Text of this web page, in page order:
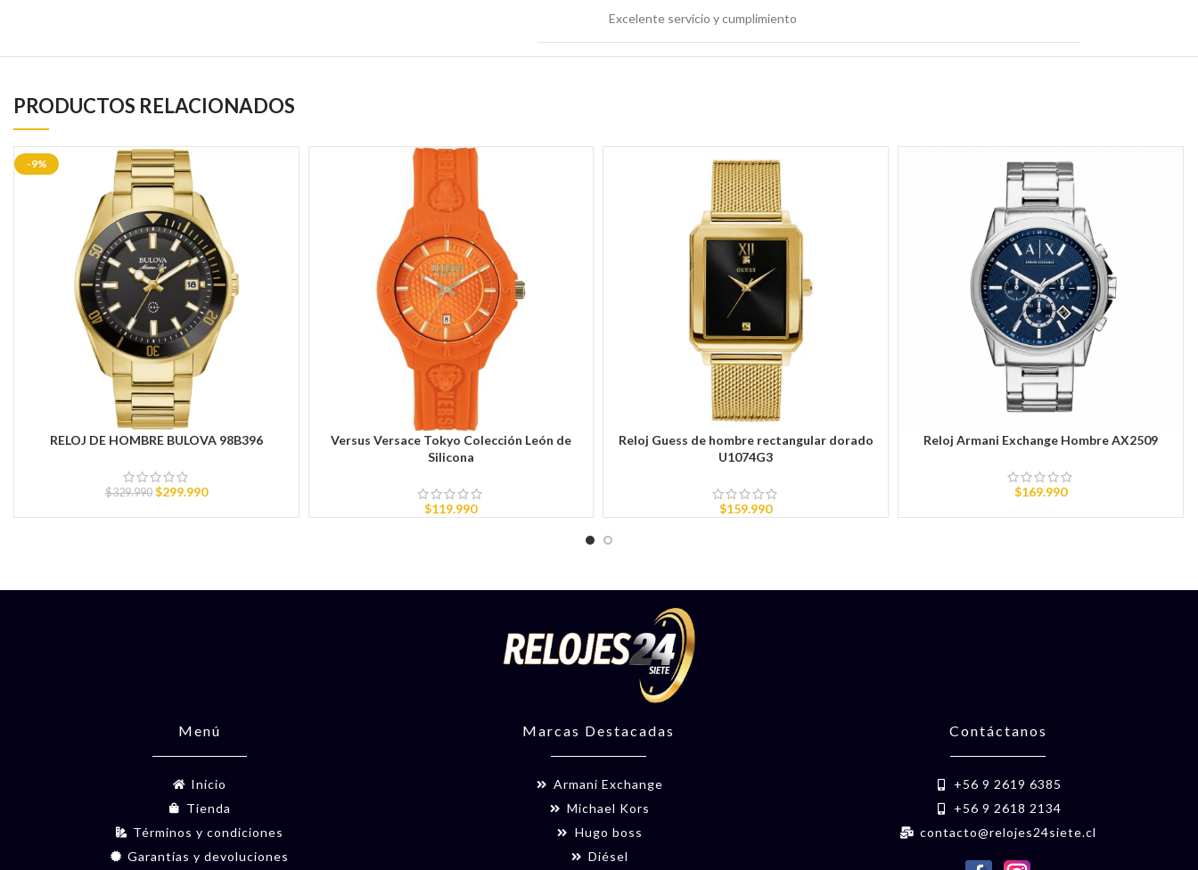
Excelente servicio y cumplimiento
PRODUCTOS RELACIONADOS
-9%
AÑADIR AL CARRITO
RELOJ DE HOMBRE BULOVA 98B396
$329.990 $299.990
AÑADIR AL CARRITO
Versus Versace Tokyo Colección León de
Silicona
$119.990
AÑADIR AL CARRITO
Reloj Guess de hombre rectangular dorado
U1074G3
$159.990
AÑADIR AL CARRITO
Reloj Armani Exchange Hombre AX2509
$169.990
Menú
Inicio
Tienda
Términos y condiciones
Garantías y devoluciones
Marcas Destacadas
Armani Exchange
Michael Kors
Hugo boss
Diésel
Contáctanos
+56 9 2619 6385
+56 9 2618 2134
contacto@relojes24siete.cl